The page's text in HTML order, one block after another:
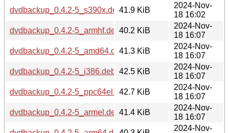
dvdbackup_0.4.2-5_s390x.deb41.9 KiB
2024-Nov-
18 16:02
dvdbackup_0.4.2-5_armhf.deb40.2 KiB
2024-Nov-
18 16:07
dvdbackup_0.4.2-5_amd64.deb41.3 KiB
2024-Nov-
18 16:07
dvdbackup_0.4.2-5_i386.deb 42.5 KiB
2024-Nov-
18 16:07
dvdbackup_0.4.2-5_ppc64el.deb42.7 KiB
2024-Nov-
18 16:07
dvdbackup_0.4.2-5_armel.deb41.4 KiB
2024-Nov-
18 16:07
2024-Nov-